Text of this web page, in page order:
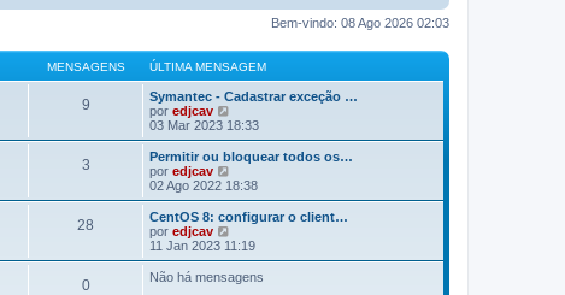
Bem-vindo: 08 Ago 2026 02:03
MENSAGENS ÚLTIMA MENSAGEM
9
Symantec - Cadastrar exceção …
por edjcav
e
r
ú
t
a
m
e
s
03 Mar 2023 18:33
3
Permitir ou bloquear todos os…
por edjcav
e
r
ú
t
a
02 Ago 2022 18:38
28
CentOS 8: configurar o client…
por edjcav
e
r
ú
11 Jan 2023 11:19
0 Não há mensagens